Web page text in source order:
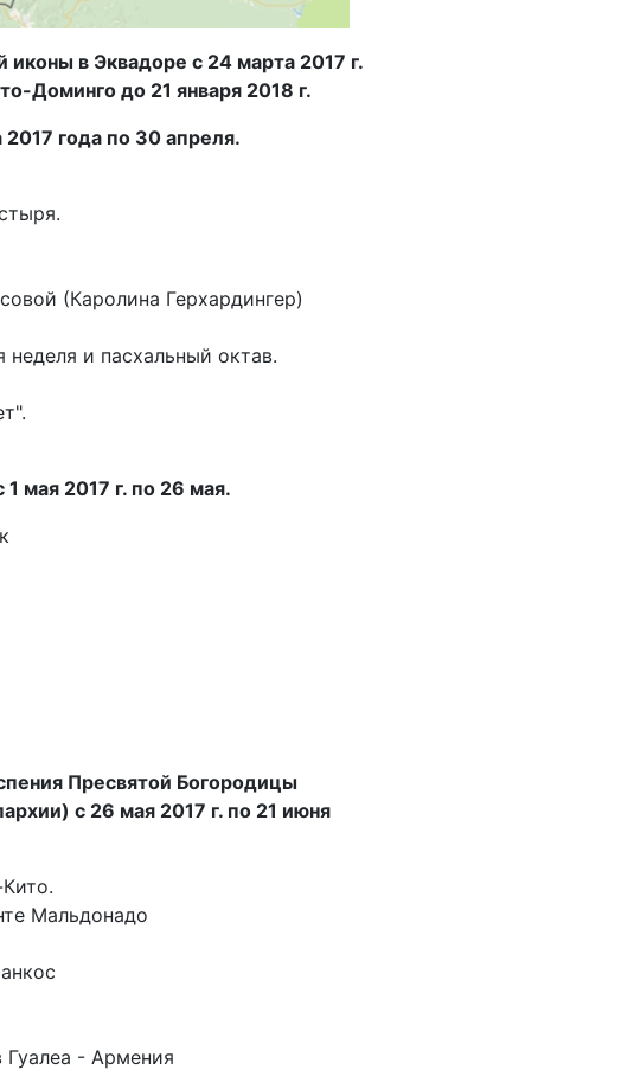
в Эквадоре с 24 марта 2017 г.
Доминго до 21 января 2018 г.
года по 30 апреля.
(Каролина Герхардингер)
и пасхальный октав.
мая 2017 г. по 26 мая.
Пресвятой Богородицы
с 26 мая 2017 г. по 21 июня
Мальдонадо
Гуалеа - Армения